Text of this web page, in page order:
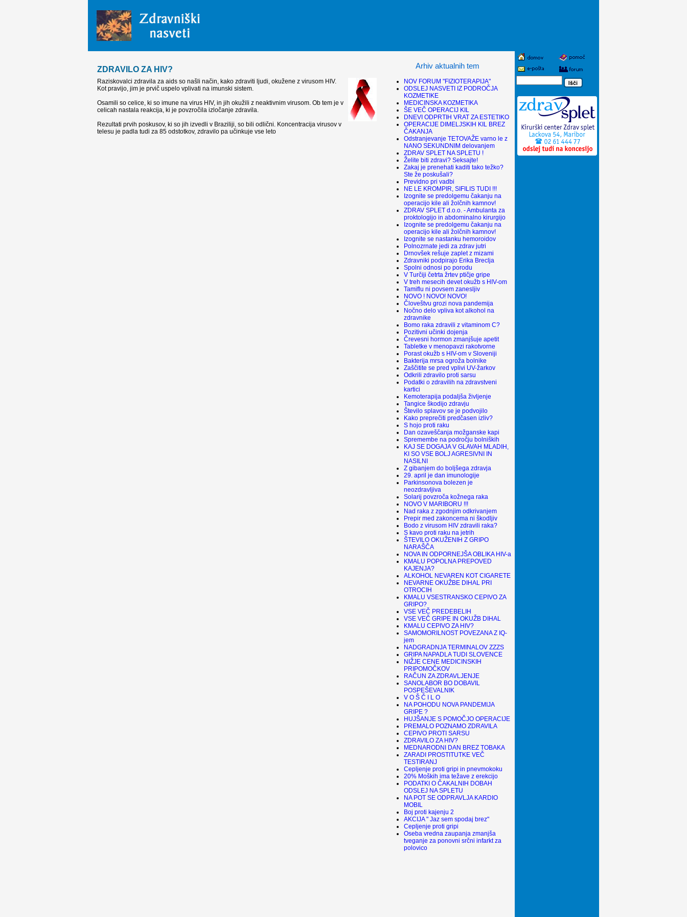
ZDRAVILO ZA HIV?
Raziskovalci zdravila za aids so našli način, kako zdraviti ljudi, okužene z virusom HIV.
Kot pravijo, jim je prvič uspelo vplivati na imunski sistem.
Osamili so celice, ki so imune na virus HIV, in jih okužili z neaktivnim virusom. Ob tem je v
celicah nastala reakcija, ki je povzročila izločanje zdravila.
Rezultati prvih poskusov, ki so jih izvedli v Braziliji, so bili odlični. Koncentracija virusov v
telesu je padla tudi za 85 odstotkov, zdravilo pa učinkuje vse leto
Arhiv aktualnih tem
NOV FORUM "FIZIOTERAPIJA"
ODSLEJ NASVETI IZ PODROČJA
KOZMETIKE
MEDICINSKA KOZMETIKA
ŠE VEČ OPERACIJ KIL
DNEVI ODPRTIH VRAT ZA ESTETIKO
OPERACIJE DIMELJSKIH KIL BREZ
ČAKANJA
Odstranjevanje TETOVAŽE varno le z
NANO SEKUNDNIM delovanjem
ZDRAV SPLET NA SPLETU !
Želite biti zdravi? Seksajte!
Zakaj je prenehati kaditi tako težko?
Ste že poskušali?
Previdno pri vadbi
NE LE KROMPIR, SIFILIS TUDI !!!
Izognite se predolgemu čakanju na
operacijo kile ali žolčnih kamnov!
ZDRAV SPLET d.o.o. - Ambulanta za
proktologijo in abdominalno kirurgijo
Izognite se predolgemu čakanju na
operacijo kile ali žolčnih kamnov!
Izognite se nastanku hemoroidov
Polnozrnate jedi za zdrav jutri
Drnovšek rešuje zaplet z mizami
Zdravniki podpirajo Erika Breclja
Spolni odnosi po porodu
V Turčiji četrta žrtev ptičje gripe
V treh mesecih devet okužb s HIV-om
Tamiflu ni povsem zanesljiv
NOVO ! NOVO! NOVO!
Človeštvu grozi nova pandemija
Nočno delo vpliva kot alkohol na
zdravnike
Bomo raka zdravili z vitaminom C?
Pozitivni učinki dojenja
Črevesni hormon zmanjšuje apetit
Tabletke v menopavzi rakotvorne
Porast okužb s HIV-om v Sloveniji
Bakterija mrsa ogroža bolnike
Zaščitite se pred vplivi UV-žarkov
Odkrili zdravilo proti sarsu
Podatki o zdravilih na zdravstveni
kartici
Kemoterapija podaljša življenje
Tangice škodijo zdravju
Število splavov se je podvojilo
Kako preprečiti predčasen izliv?
S hojo proti raku
Dan ozaveščanja možganske kapi
Spremembe na področju bolniških
KAJ SE DOGAJA V GLAVAH MLADIH,
KI SO VSE BOLJ AGRESIVNI IN
NASILNI
Z gibanjem do boljšega zdravja
29. april je dan imunologije
Parkinsonova bolezen je
neozdravljiva
Solarij povzroča kožnega raka
NOVO V MARIBORU !!!
Nad raka z zgodnjim odkrivanjem
Prepir med zakoncema ni škodljiv
Bodo z virusom HIV zdravili raka?
S kavo proti raku na jetrih
ŠTEVILO OKUŽENIH Z GRIPO
NARAŠČA
NOVA IN ODPORNEJŠA OBLIKA HIV-a
KMALU POPOLNA PREPOVED
KAJENJA?
ALKOHOL NEVAREN KOT CIGARETE
NEVARNE OKUŽBE DIHAL PRI
OTROCIH
KMALU VSESTRANSKO CEPIVO ZA
GRIPO?
VSE VEČ PREDEBELIH
VSE VEČ GRIPE IN OKUŽB DIHAL
KMALU CEPIVO ZA HIV?
SAMOMORILNOST POVEZANA Z IQ-
jem
NADGRADNJA TERMINALOV ZZZS
GRIPA NAPADLA TUDI SLOVENCE
NIŽJE CENE MEDICINSKIH
PRIPOMOČKOV
RAČUN ZA ZDRAVLJENJE
SANOLABOR BO DOBAVIL
POSPEŠEVALNIK
V O Š Č I L O
NA POHODU NOVA PANDEMIJA
GRIPE ?
HUJŠANJE S POMOČJO OPERACIJE
PREMALO POZNAMO ZDRAVILA
CEPIVO PROTI SARSU
ZDRAVILO ZA HIV?
MEDNARODNI DAN BREZ TOBAKA
ZARADI PROSTITUTKE VEČ
TESTIRANJ
Cepljenje proti gripi in pnevmokoku
20% Moških ima težave z erekcijo
PODATKI O ČAKALNIH DOBAH
ODSLEJ NA SPLETU
NA POT SE ODPRAVLJA KARDIO
MOBIL
Boj proti kajenju 2
AKCIJA " Jaz sem spodaj brez"
Cepljenje proti gripi
Oseba vredna zaupanja zmanjša
tveganje za ponovni srčni infarkt za
polovico